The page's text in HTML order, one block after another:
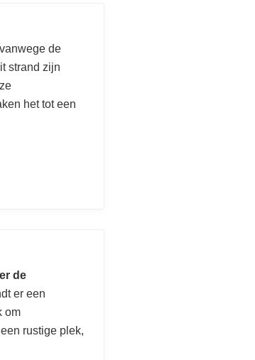
de
strand zijn
het tot een
de
er een
om
rustige plek,